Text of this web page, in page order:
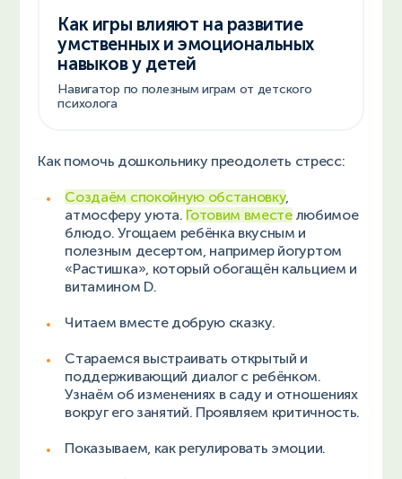
Как игры влияют на развитие
умственных и эмоциональных
навыков у детей
Навигатор по полезным играм от детского
психолога
Как помочь дошкольнику преодолеть стресс:
Создаём спокойную обстановку,
атмосферу уюта. Готовим вместелюбимое
блюдо. Угощаем ребёнка вкусным и
полезным десертом, например йогуртом
«Растишка», который обогащён кальцием и
витамином D.
Читаем вместе добрую сказку.
Стараемся выстраивать открытый и
поддерживающий диалог с ребёнком.
Узнаём об изменениях в саду и отношениях
вокруг его занятий. Проявляем критичность.
Показываем, как регулировать эмоции.